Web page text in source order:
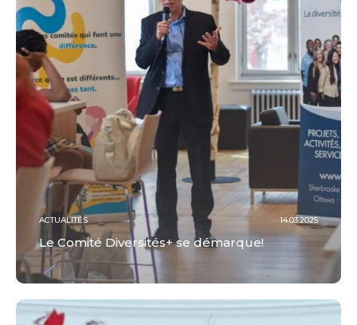
ACTUALITÉS 14.03.2025
Le Comité Diversités+ se démarque!